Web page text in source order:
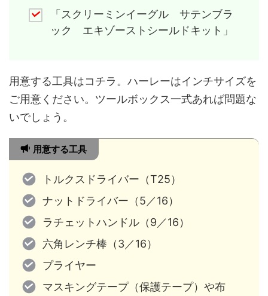
「スクリーミンイーグル サテンブラ
ック エキゾーストシールドキット」
用意する工具はコチラ。ハーレーはインチサイズを
ご用意ください。ツールボックス一式あれば問題な
いでしょう。
用意する工具
トルクスドライバー（T25）
ナットドライバー（5／16）
ラチェットハンドル（9／16）
六角レンチ棒（3／16）
プライヤー
マスキングテープ（保護テープ）や布